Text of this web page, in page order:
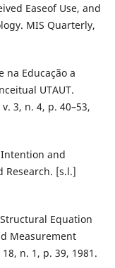
Easeof Use, and
MIS Quarterly,
na Educação a
UTAUT.
3, n. 4, p. 40–53,
Intention and
Research. [s.l.]
Structural Equation
Measurement
n. 1, p. 39, 1981.